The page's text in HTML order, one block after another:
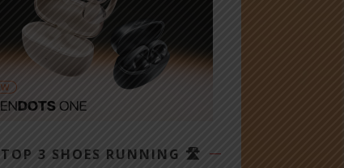
TOP 3 SHOES RUNNING 🛣